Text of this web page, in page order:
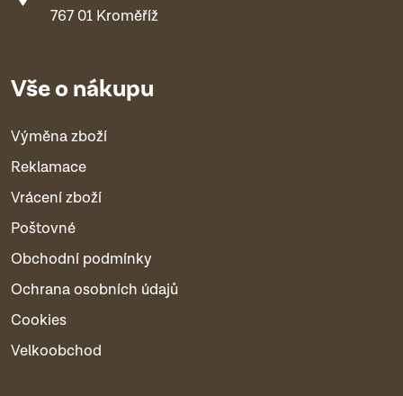
767 01 Kroměříž
Vše o nákupu
Výměna zboží
Reklamace
Vrácení zboží
Poštovné
Obchodní podmínky
Ochrana osobních údajů
Cookies
Velkoobchod